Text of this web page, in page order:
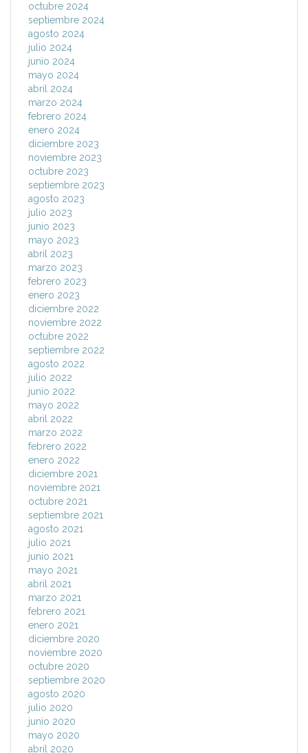
octubre 2024
septiembre 2024
agosto 2024
julio 2024
junio 2024
mayo 2024
abril 2024
marzo 2024
febrero 2024
enero 2024
diciembre 2023
noviembre 2023
octubre 2023
septiembre 2023
agosto 2023
julio 2023
junio 2023
mayo 2023
abril 2023
marzo 2023
febrero 2023
enero 2023
diciembre 2022
noviembre 2022
octubre 2022
septiembre 2022
agosto 2022
julio 2022
junio 2022
mayo 2022
abril 2022
marzo 2022
febrero 2022
enero 2022
diciembre 2021
noviembre 2021
octubre 2021
septiembre 2021
agosto 2021
julio 2021
junio 2021
mayo 2021
abril 2021
marzo 2021
febrero 2021
enero 2021
diciembre 2020
noviembre 2020
octubre 2020
septiembre 2020
agosto 2020
julio 2020
junio 2020
mayo 2020
abril 2020